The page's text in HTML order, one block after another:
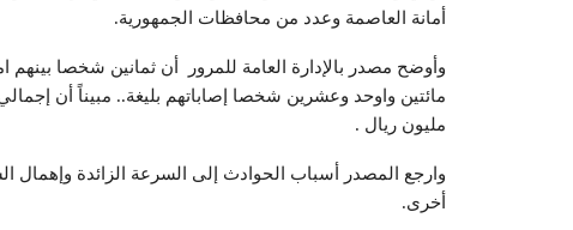
أمانة العاصمة وعدد من محافظات الجمهورية.
وأوضح مصدر بالإدارة العامة للمرور أن ثمانين شخصا
مائتين واوحد وعشرين شخصا إصاباتهم بليغة.. مبيناً أن
مليون ريال .
وارجع المصدر أسباب الحوادث إلى السرعة الزائدة وإهمال
أخرى.